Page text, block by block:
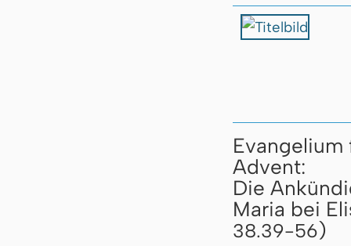
Advent:
Die
Maria bei
38.39-56)